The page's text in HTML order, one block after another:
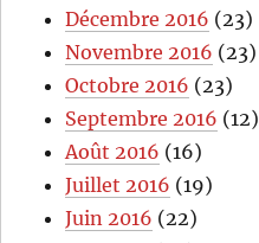
Décembre 2016 (23)
Novembre 2016 (23)
Octobre 2016 (23)
Septembre 2016 (12)
Août 2016 (16)
Juillet 2016 (19)
Juin 2016 (22)